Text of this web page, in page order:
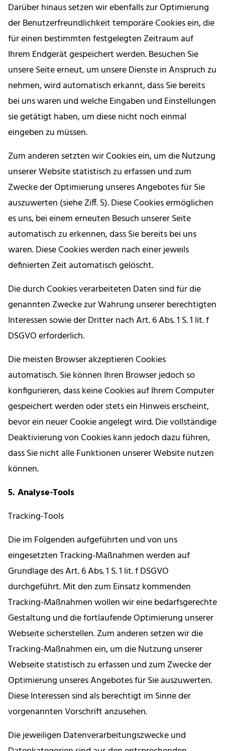
Darüber hinaus setzen wir ebenfalls zur Optimierung
der Benutzerfreundlichkeit temporäre Cookies ein, die
für einen bestimmten festgelegten Zeitraum auf
Ihrem Endgerät gespeichert werden. Besuchen Sie
unsere Seite erneut, um unsere Dienste in Anspruch zu
nehmen, wird automatisch erkannt, dass Sie bereits
bei uns waren und welche Eingaben und Einstellungen
sie getätigt haben, um diese nicht noch einmal
eingeben zu müssen.
Zum anderen setzten wir Cookies ein, um die Nutzung
unserer Website statistisch zu erfassen und zum
Zwecke der Optimierung unseres Angebotes für Sie
auszuwerten (siehe Ziff. 5). Diese Cookies ermöglichen
es uns, bei einem erneuten Besuch unserer Seite
automatisch zu erkennen, dass Sie bereits bei uns
waren. Diese Cookies werden nach einer jeweils
definierten Zeit automatisch gelöscht.
Die durch Cookies verarbeiteten Daten sind für die
genannten Zwecke zur Wahrung unserer berechtigten
Interessen sowie der Dritter nach Art. 6 Abs. 1 S. 1 lit. f
DSGVO erforderlich.
Die meisten Browser akzeptieren Cookies
automatisch. Sie können Ihren Browser jedoch so
konfigurieren, dass keine Cookies auf Ihrem Computer
gespeichert werden oder stets ein Hinweis erscheint,
bevor ein neuer Cookie angelegt wird. Die vollständige
Deaktivierung von Cookies kann jedoch dazu führen,
dass Sie nicht alle Funktionen unserer Website nutzen
können.
5. Analyse-Tools
Tracking-Tools
Die im Folgenden aufgeführten und von uns
eingesetzten Tracking-Maßnahmen werden auf
Grundlage des Art. 6 Abs. 1 S. 1 lit. f DSGVO
durchgeführt. Mit den zum Einsatz kommenden
Tracking-Maßnahmen wollen wir eine bedarfsgerechte
Gestaltung und die fortlaufende Optimierung unserer
Webseite sicherstellen. Zum anderen setzen wir die
Tracking-Maßnahmen ein, um die Nutzung unserer
Webseite statistisch zu erfassen und zum Zwecke der
Optimierung unseres Angebotes für Sie auszuwerten.
Diese Interessen sind als berechtigt im Sinne der
vorgenannten Vorschrift anzusehen.
Die jeweiligen Datenverarbeitungszwecke und